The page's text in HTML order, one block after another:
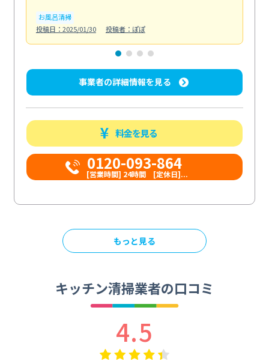
お風呂清掃
投稿日：2025/01/30
投稿者：ぽぽ
事業者の詳細情報を見る
料金を見る
0120-093-864
[営業時間] 24時間 [定休日]...
もっと見る
キッチン清掃業者の口コミ
4.5